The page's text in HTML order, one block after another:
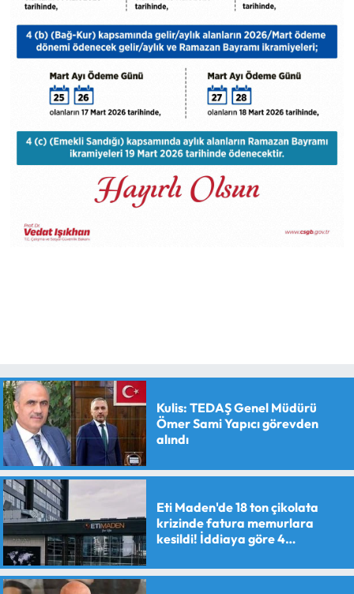
Kulis: TEDAŞ Genel Müdürü
Ömer Sami Yapıcı görevden
alındı
Eti Maden'de 18 ton çikolata
krizinde fatura memurlara
kesildi! İddiaya göre 4
verildi